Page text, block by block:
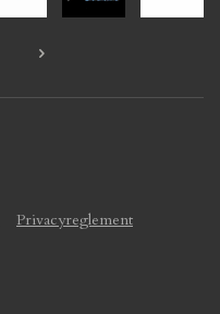
Privacyreglement